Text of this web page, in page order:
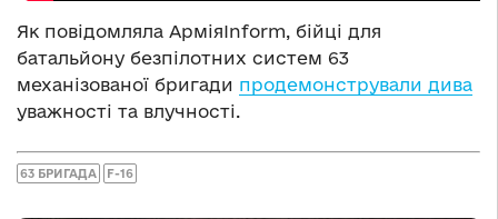
Як повідомляла АрміяInform, бійці для
батальйону безпілотних систем 63
механізованої бригади продемонстрували дива
уважності та влучності.
63 БРИГАДА F-16